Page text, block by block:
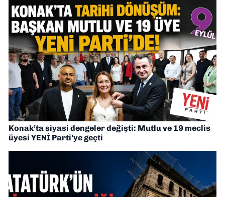
Konak’ta siyasi dengeler değişti: Mutlu ve 19 meclis
üyesi YENİ Parti’ye geçti